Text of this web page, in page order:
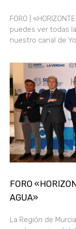
FORO |
puedes ver todas
nuestro canal de
FORO
AGUA»
La Región de